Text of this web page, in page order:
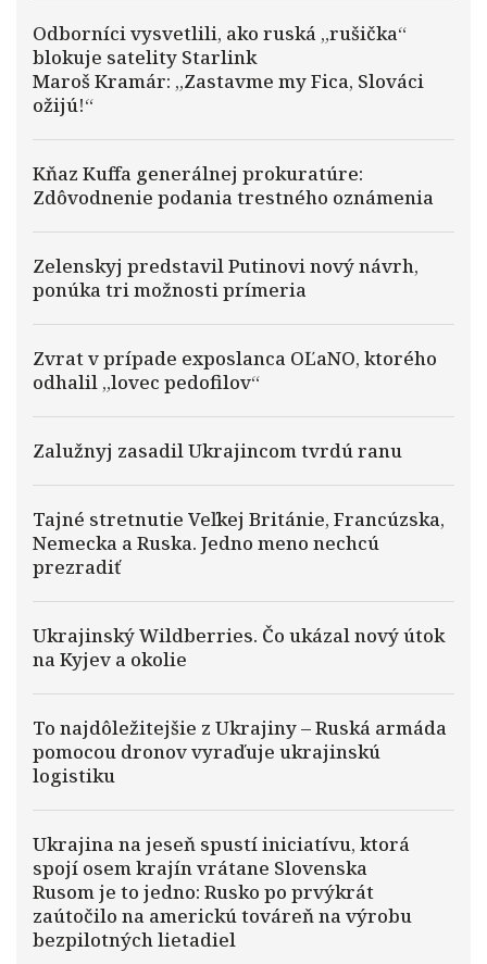
Odborníci vysvetlili, ako ruská „rušička“
blokuje satelity Starlink
Maroš Kramár: „Zastavme my Fica, Slováci
ožijú!“
Kňaz Kuffa generálnej prokuratúre:
Zdôvodnenie podania trestného oznámenia
Zelenskyj predstavil Putinovi nový návrh,
ponúka tri možnosti prímeria
Zvrat v prípade exposlanca OĽaNO, ktorého
odhalil „lovec pedofilov“
Zalužnyj zasadil Ukrajincom tvrdú ranu
Tajné stretnutie Veľkej Británie, Francúzska,
Nemecka a Ruska. Jedno meno nechcú
prezradiť
Ukrajinský Wildberries. Čo ukázal nový útok
na Kyjev a okolie
To najdôležitejšie z Ukrajiny – Ruská armáda
pomocou dronov vyraďuje ukrajinskú
logistiku
Ukrajina na jeseň spustí iniciatívu, ktorá
spojí osem krajín vrátane Slovenska
Rusom je to jedno: Rusko po prvýkrát
zaútočilo na americkú továreň na výrobu
bezpilotných lietadiel